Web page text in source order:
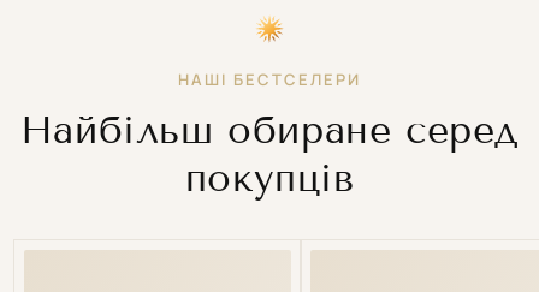
НАШІ БЕСТСЕЛЕРИ
Найбільш обиране серед
покупців